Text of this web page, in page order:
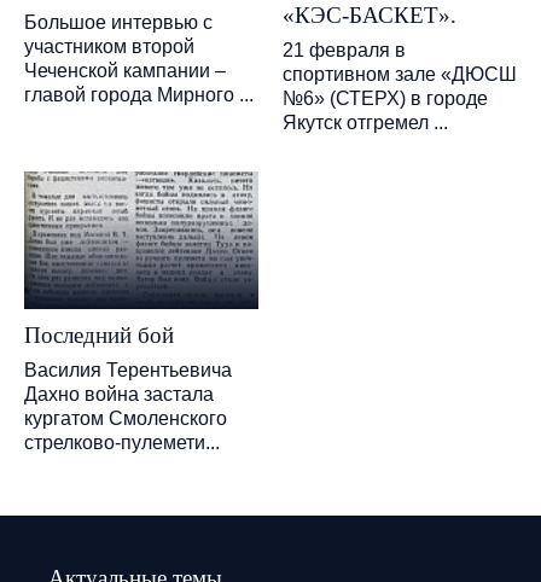
Большое интервью с
участником второй
Чеченской кампании –
главой города Мирного ...
«КЭС-БАСКЕТ».
21 февраля в
спортивном зале «ДЮСШ
№6» (СТЕРХ) в городе
Якутск отгремел ...
Последний бой
Василия Терентьевича
Дахно война застала
кургатом Смоленского
стрелково-пулемети...